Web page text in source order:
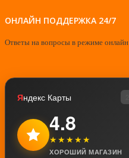
ОНЛАЙН ПОДДЕРЖКА 24/7
Ответы на вопросы в режиме онлайн
Яндекс Карты
4.8
★★★★★
ХОРОШИЙ МАГАЗИН